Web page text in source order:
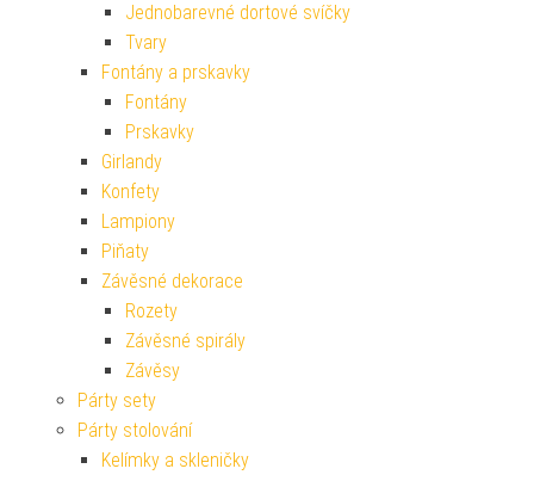
Jednobarevné dortové svíčky
Tvary
Fontány a prskavky
Fontány
Prskavky
Girlandy
Konfety
Lampiony
Piňaty
Závěsné dekorace
Rozety
Závěsné spirály
Závěsy
Párty sety
Párty stolování
Kelímky a skleničky